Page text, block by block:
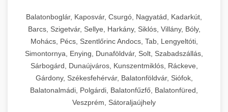
Balatonboglár, Kaposvár, Csurgó, Nagyatád, Kadarkút,
Barcs, Szigetvár, Sellye, Harkány, Siklós, Villány, Bóly,
Mohács, Pécs, Szentlőrinc Andocs, Tab, Lengyeltóti,
Simontornya, Enying, Dunaföldvár, Solt, Szabadszállás,
Sárbogárd, Dunaújváros, Kunszentmiklós, Ráckeve,
Gárdony, Székesfehérvár, Balatonföldvár, Siófok,
Balatonalmádi, Polgárdi, Balatonfűzfő, Balatonfüred,
Veszprém, Sátoraljaújhely